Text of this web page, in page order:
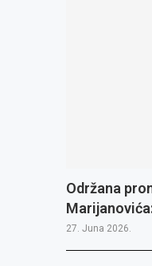
Održana
27. Juna 2026.